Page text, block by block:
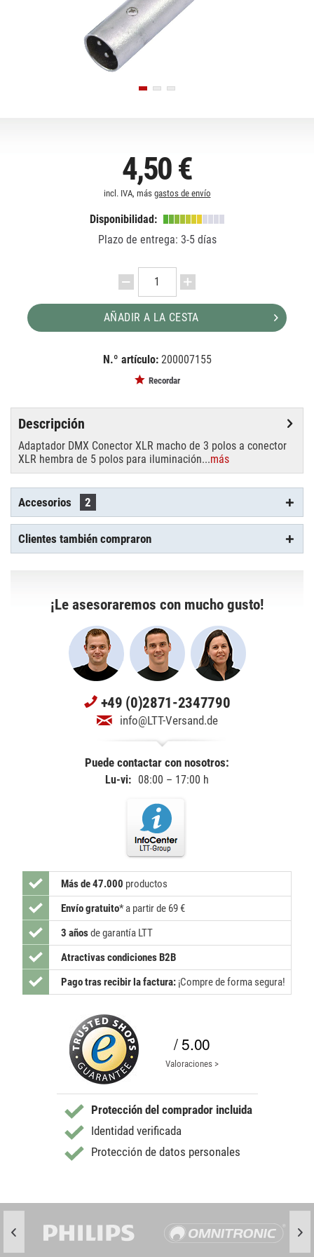
4,50 €
incl. IVA, más gastos de envío
Disponibilidad:
Plazo de entrega: 3-5 días
AÑADIR A LA CESTA
N.º artículo: 200007155
Recordar
Descripción
Adaptador DMX Conector XLR macho de 3 polos a conector
XLR hembra de 5 polos para iluminación...más
Accesorios 2
Clientes también compraron
¡Le asesoraremos con mucho gusto!
+49 (0)2871-2347790
info@LTT-Versand.de
Puede contactar con nosotros:
Lu-vi: 08:00 – 17:00 h
Más de 47.000 productos
Envío gratuito* a partir de 69 €
3 añosde garantía LTT
Atractivas condiciones B2B
Pago tras recibir la factura: ¡Compre de forma segura!
/ 5.00
Valoraciones >
Protección del comprador incluida
Identidad verificada
Protección de datos personales